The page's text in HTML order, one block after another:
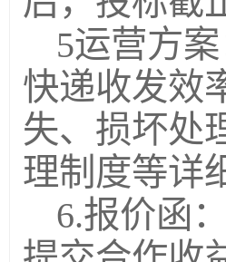
5运营方
快递收发效
失、损坏处
理制度等详
6.报价函